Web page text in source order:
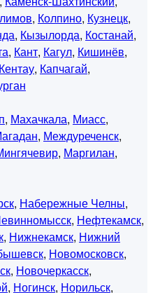
, Колпино, Кузнецк,
, Кызылорда, Костанай,
, Кант, Кагул, Кишинёв,
Кентау, Капчагай,
, Махачкала, Миасс,
, Междуреченск,
, Маргилан,
, Набережные Челны,
, Нефтекамск,
, Нижнекамск, Нижний
, Новомосковск,
, Новочеркасск,
, Ногинск, Норильск,